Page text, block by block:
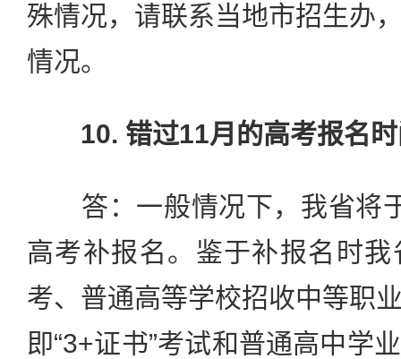
殊情况，请联系当地市招生办
情况。
10. 错过11月的高考报名
答：一般情况下，我省将
高考补报名。鉴于补报名时
考、普通高等学校招收中等职
即“3+证书”考试和普通高中学